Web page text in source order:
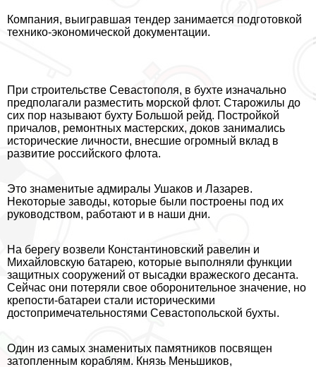
Компания, выигравшая тендер занимается подготовкой
технико-экономической документации.
При строительстве Севастополя, в бухте изначально
предполагали разместить морской флот. Старожилы до
сих пор называют бухту Большой рейд. Постройкой
причалов, ремонтных мастерских, доков занимались
исторические личности, внесшие огромный вклад в
развитие российского флота.
Это знаменитые адмиралы Ушаков и Лазарев.
Некоторые заводы, которые были построены под их
руководством, работают и в наши дни.
На берегу возвели Константиновский равелин и
Михайловскую батарею, которые выполняли функции
защитных сооружений от высадки вражеского десанта.
Сейчас они потеряли свое оборонительное значение, но
крепости-батареи стали историческими
достопримечательностями Севастопольской бухты.
Один из самых знаменитых памятников посвящен
затопленным кораблям. Князь Меньшиков,